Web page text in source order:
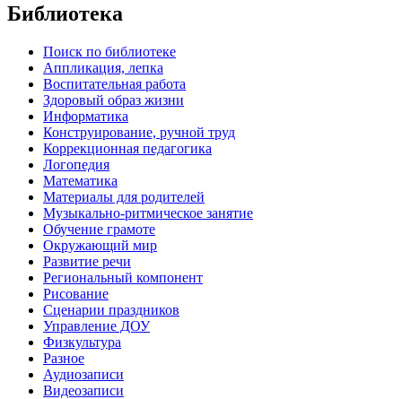
Библиотека
Поиск по библиотеке
Аппликация, лепка
Воспитательная работа
Здоровый образ жизни
Информатика
Конструирование, ручной труд
Коррекционная педагогика
Логопедия
Математика
Материалы для родителей
Музыкально-ритмическое занятие
Обучение грамоте
Окружающий мир
Развитие речи
Региональный компонент
Рисование
Сценарии праздников
Управление ДОУ
Физкультура
Разное
Аудиозаписи
Видеозаписи